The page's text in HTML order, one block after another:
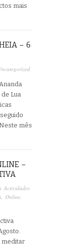
mais
– 6
Lua
mês
–
Actividades
,Online,